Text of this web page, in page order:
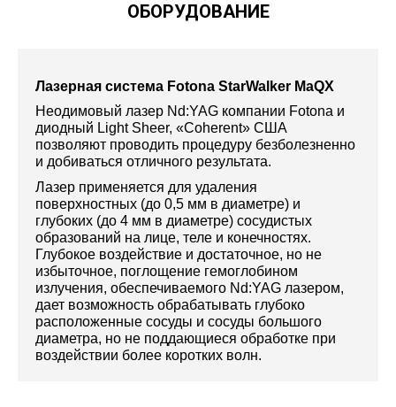
ОБОРУДОВАНИЕ
Лазерная система Fotona StarWalker MaQX
Неодимовый лазер Nd:YAG компании Fotona и
диодный Light Sheer, «Coherent» США
позволяют проводить процедуру безболезненно
и добиваться отличного результата.
Лазер применяется для удаления
поверхностных (до 0,5 мм в диаметре) и
глубоких (до 4 мм в диаметре) сосудистых
образований на лице, теле и конечностях.
Глубокое воздействие и достаточное, но не
избыточное, поглощение гемоглобином
излучения, обеспечиваемого Nd:YAG лазером,
дает возможность обрабатывать глубоко
расположенные сосуды и сосуды большого
диаметра, но не поддающиеся обработке при
воздействии более коротких волн.